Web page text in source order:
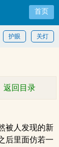
首页
关灯
护眼
返回目录
被人发现的新
后里面仿若一